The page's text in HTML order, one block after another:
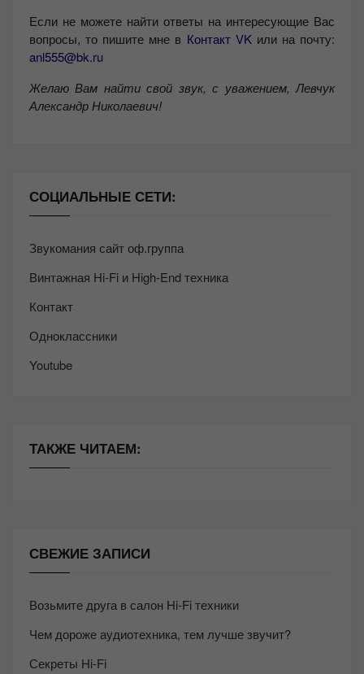
Если не можете найти ответы на интересующие Вас
вопросы, то пишите мне в Контакт VKили на почту:
anl555@bk.ru
Желаю Вам найти свой звук, с уважением, Левчук
Александр Николаевич!
СОЦИАЛЬНЫЕ СЕТИ:
Звукомания сайт оф.группа
Винтажная Hi-Fi и High-End техника
Контакт
Одноклассники
Youtube
ТАКЖЕ ЧИТАЕМ:
СВЕЖИЕ ЗАПИСИ
Возьмите друга в салон Hi-Fi техники
Чем дороже аудиотехника, тем лучше звучит?
Секреты Hi-Fi